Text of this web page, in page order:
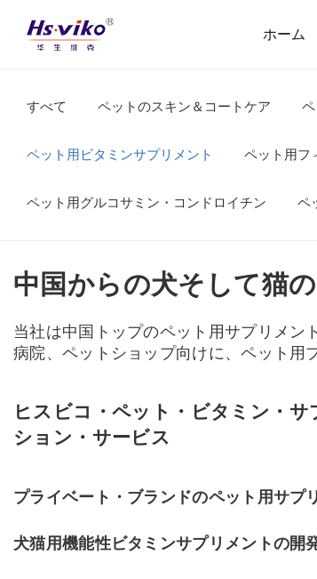
ホーム
すべて ペットのスキン＆コートケア
ペット用ビタミンサプリメント ペット用フ
ペット用グルコサミン・コンドロイチン ペ
中国からの犬そして猫
当社は中国トップのペット用サプリメン
病院、ペットショップ向けに、ペット用
ヒスビコ・ペット・ビタミン・
ション・サービス
プライベート・ブランドのペット用サプ
犬猫用機能性ビタミンサプリメントの開